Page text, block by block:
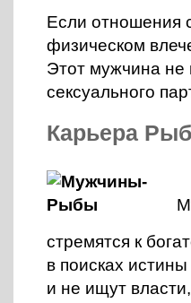
Если отношения
физическом
Этот мужчина не
сексуального
Карьера
стремятся к
в поисках
и не ищут